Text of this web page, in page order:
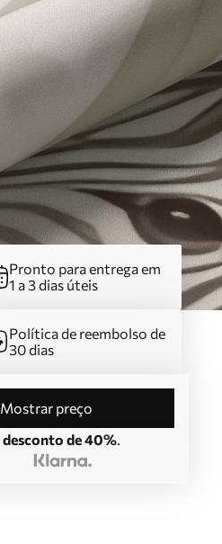
Pronto para entrega em
1 a 3 dias úteis
Política de reembolso de
30 dias
Mostrar preço
desconto de 40%.